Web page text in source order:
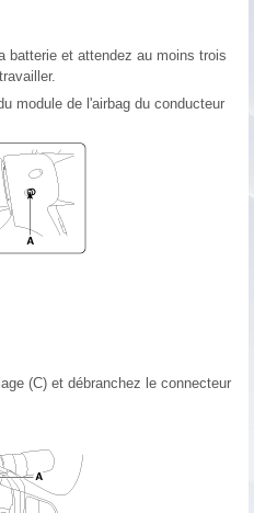
batterie et attendez au moins trois
module de l'airbag du conducteur
(C) et débranchez le connecteur